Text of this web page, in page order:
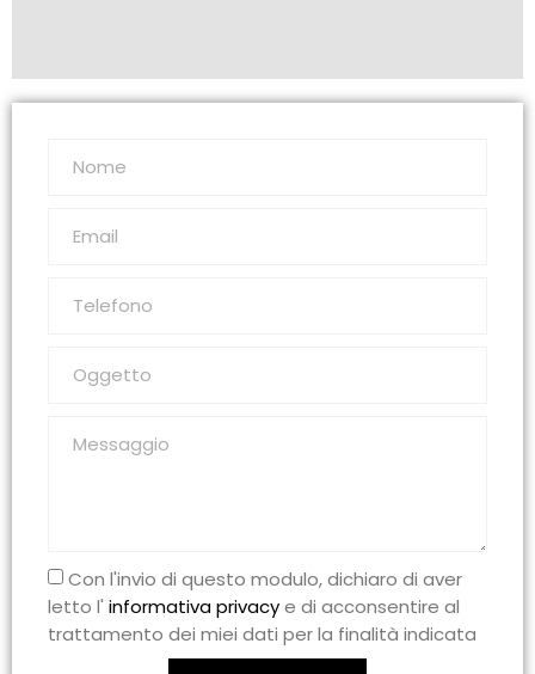
Con l'invio di questo modulo, dichiaro di aver
letto l' informativa privacye di acconsentire al
trattamento dei miei dati per la finalità indicata